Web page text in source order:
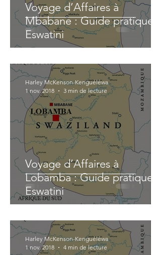
Voyage d’Affaires à
Mbabane : Guide pratique |
Eswatini
Voyage d’Affaires à
Lobamba : Guide pratique |
Eswatini
Harley McKenson-Kenguéléwa
1 nov. 2018
3 min de lecture
Harley McKenson-Kenguéléwa
1 nov. 2018
4 min de lecture